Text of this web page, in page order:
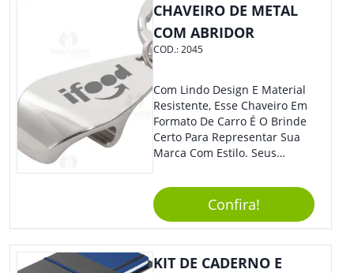
CHAVEIRO DE METAL
COM ABRIDOR
COD.:2045
Com Lindo Design E Material
Resistente, Esse Chaveiro Em
Formato De Carro É O Brinde
Certo Para Representar Sua
Marca Com Estilo. Seus
Adorar.
Confira!
KIT DE CADERNO E